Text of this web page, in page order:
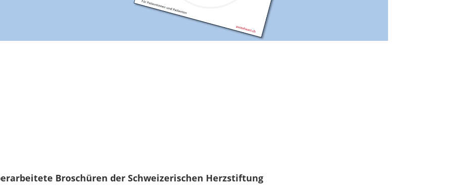
Broschüren der Schweizerischen Herzstiftung